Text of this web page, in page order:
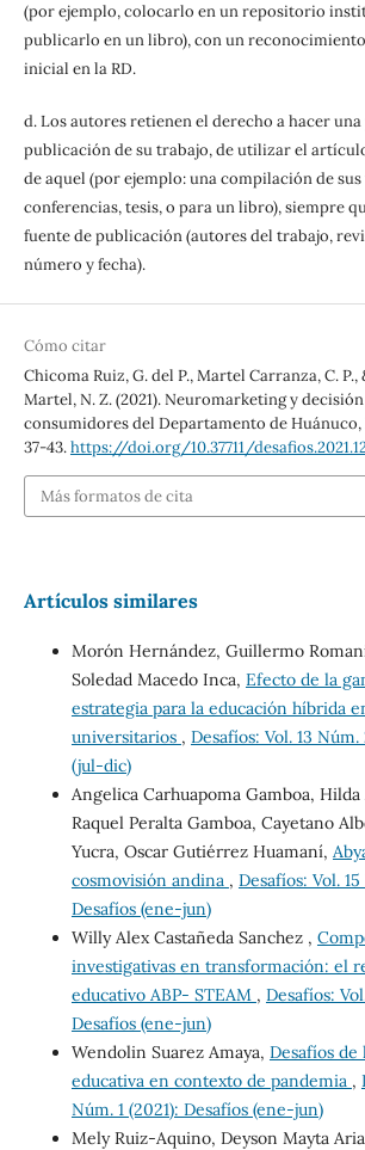
(por ejemplo, colocarlo en un repositorio
publicarlo en un libro), con un
inicial en la RD.
d. Los autores retienen el derecho a hacer
publicación de su trabajo, de utilizar el
de aquel (por ejemplo: una compilación de
conferencias, tesis, o para un libro), siempre
fuente de publicación (autores del trabajo,
número y fecha).
Cómo citar
Chicoma Ruiz, G. del P., Martel Carranza, C.
Martel, N. Z. (2021). Neuromarketing y
consumidores del Departamento de Huánuco,
37-43.https://doi.org/10.37711/
Más formatos de cita
Artículos similares
Morón Hernández, Guillermo
Soledad Macedo Inca, Efecto de la
estrategia para la educación híbrida
universitarios , Desafíos: Vol. 13
(jul-dic)
Angelica Carhuapoma Gamboa, Hilda
Raquel Peralta Gamboa, Cayetano
Yucra, Oscar Gutiérrez Huamaní,
cosmovisión andina , Desafíos: Vol.
Desafíos (ene-jun)
Willy Alex Castañeda Sanchez ,
investigativas en transformación: el
educativo ABP- STEAM , Desafíos:
Desafíos (ene-jun)
Wendolin Suarez Amaya, Desafíos de
educativa en contexto de pandemia ,
Núm. 1 (2021): Desafíos (ene-jun)
Mely Ruiz-Aquino, Deyson Mayta